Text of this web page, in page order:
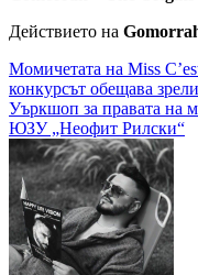
Действието на
Навигация
Момичетата на Miss
конкурсът обещава
Уъркшоп за правата на
ЮЗУ „Неофит Рилски“